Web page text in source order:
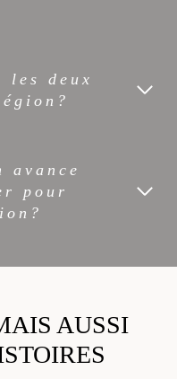
les deux
avance
pour
AUSSI